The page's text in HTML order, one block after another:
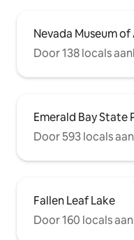
Nevada Museum of
Door 138 locals
Emerald Bay State
Door 593 locals
Fallen Leaf Lake
Door 160 locals